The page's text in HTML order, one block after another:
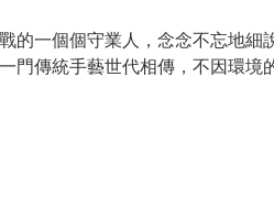
的一個個守業人，念念不忘地
門傳統手藝世代相傳，不因環